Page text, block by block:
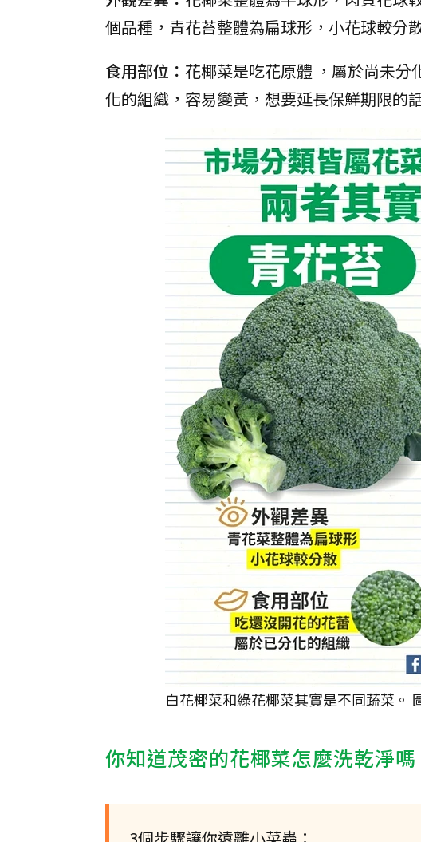
個品種，青花苔整體為扁球形，小花球較分
食用部位： 花椰菜是吃花原體 ，屬於尚未
化的組織，容易變黃，想要延長保鮮期限的
白花椰菜和綠花椰菜其實是不同蔬菜。
你知道茂密的花椰菜怎麼洗乾淨嗎